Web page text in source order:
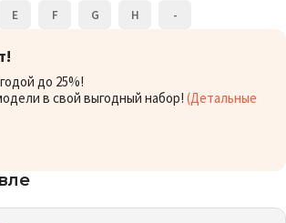
E F G H -
до 25%!
в свой выгодный набор! (Детальные